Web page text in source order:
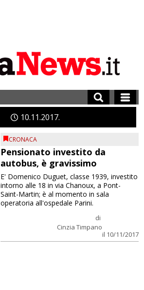
10 11 2017
CRONACA
Pensionato investito da
autobus, è gravissimo
di
Cinzia Timpano
il 10/11/2017
E' Domenico Duguet, classe 1939, investito
intorno alle 18 in via Chanoux, a Pont-
Saint-Martin; è al momento in sala
operatoria all'ospedale Parini.